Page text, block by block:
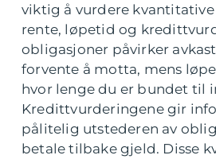
viktig å vurdere
rente, løpetid og
obligasjoner påvirker
forvente å motta, mens
hvor lenge du er bundet til
Kredittvurderingene gir
pålitelig utstederen av
betale tilbake gjeld. Disse